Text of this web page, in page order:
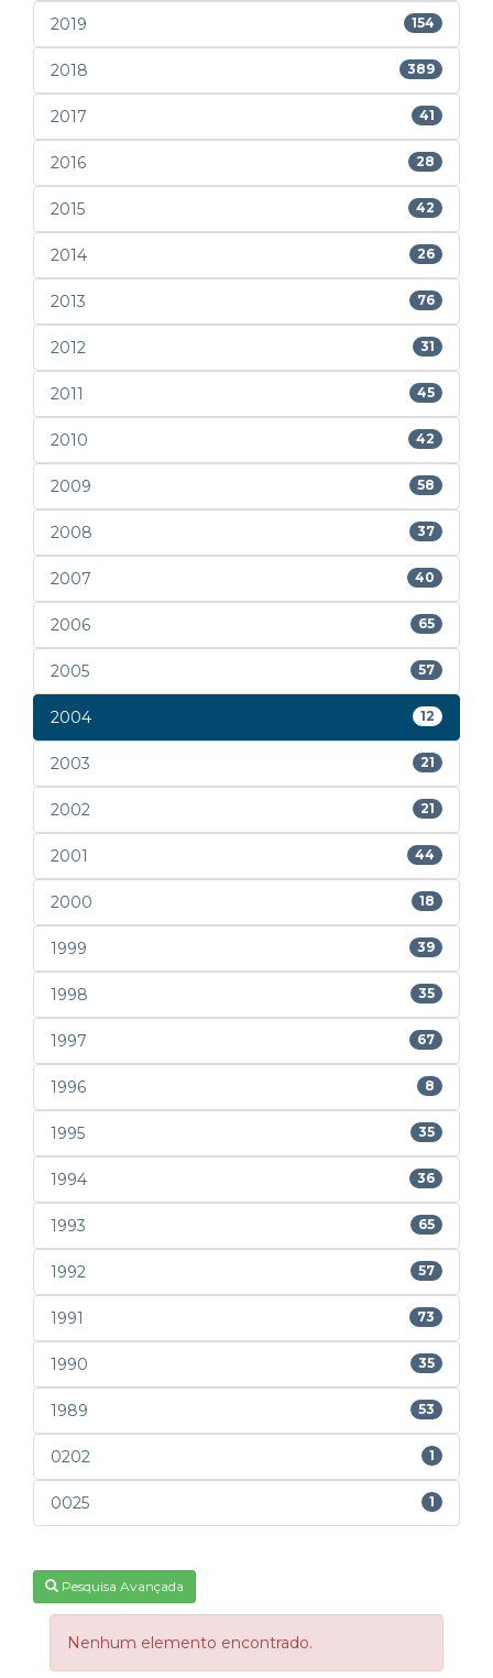
2019 154
2018 389
2017 41
2016 28
2015 42
2014 26
2013 76
2012 31
2011 45
2010 42
2009 58
2008 37
2007 40
2006 65
2005 57
2004 12
2003 21
2002 21
2001 44
2000 18
1999 39
1998 35
1997 67
1996 8
1995 35
1994 36
1993 65
1992 57
1991 73
1990 35
1989 53
0202 1
0025 1
Pesquisa Avançada
Nenhum elemento encontrado.